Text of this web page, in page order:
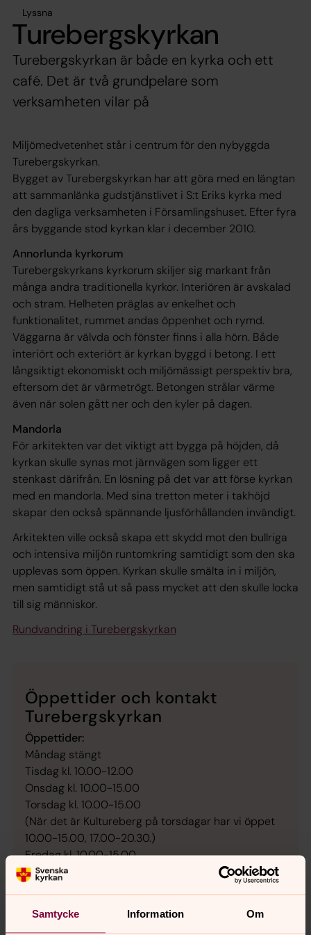
Samtycke Information Om
Lyssna
Turebergskyrkan
Turebergskyrkan är både en kyrka och ett
café. Det är två grundpelare som
verksamheten vilar på
Miljömedvetenhet står i centrum för den nybyggda
Turebergskyrkan.
Bygget av Turebergskyrkan har att göra med en längtan
att sammanlänka gudstjänstlivet i S:t Eriks kyrka med
den dagliga verksamheten i Församlingshuset. Efter fyra
års byggande stod kyrkan klar i december 2010.
Annorlunda kyrkorum
Turebergskyrkans kyrkorum skiljer sig markant från
många andra traditionella kyrkor. Interiören är avskalad
och stram. Helheten präglas av enkelhet och
funktionalitet, rummet andas öppenhet och rymd.
Väggarna är välvda och fönster finns i alla hörn. Både
interiört och exteriört är kyrkan byggd i betong. I ett
långsiktigt ekonomiskt och miljömässigt perspektiv bra,
eftersom det är värmetrögt. Betongen strålar värme
även när solen gått ner och den kyler på dagen.
Mandorla
För arkitekten var det viktigt att bygga på höjden, då
kyrkan skulle synas mot järnvägen som ligger ett
stenkast därifrån. En lösning på det var att förse kyrkan
med en mandorla. Med sina tretton meter i takhöjd
skapar den också spännande ljusförhållanden invändigt.
Arkitekten ville också skapa ett skydd mot den bullriga
och intensiva miljön runtomkring samtidigt som den ska
upplevas som öppen. Kyrkan skulle smälta in i miljön,
men samtidigt stå ut så pass mycket att den skulle locka
till sig människor.
Rundvandring i Turebergskyrkan
Öppettider och kontakt
Turebergskyrkan
Öppettider:
Måndag stängt
Tisdag kl. 10.00-12.00
Onsdag kl. 10.00-15.00
Torsdag kl. 10.00-15.00
(När det är Kultureberg på torsdagar har vi öppet
10.00-15.00, 17.00-20.30.)
Fredag kl. 10.00-15.00
Lördag stängt
Söndag mässan kl. 15.00
kyrkkaffe)